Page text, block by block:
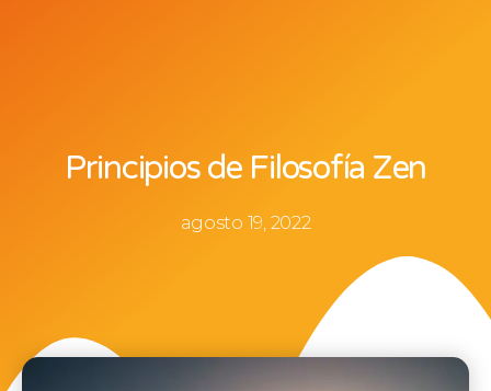
Principios de Filosofía Zen
agosto 19, 2022